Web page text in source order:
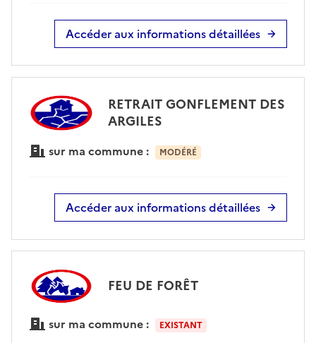
Accéder aux informations détaillées
RETRAIT GONFLEMENT DES
ARGILES
sur ma commune : MODÉRÉ
Accéder aux informations détaillées
FEU DE FORÊT
sur ma commune : EXISTANT